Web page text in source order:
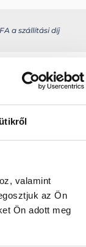
valamint
az Ön
Ön adott meg
a szállítási díj